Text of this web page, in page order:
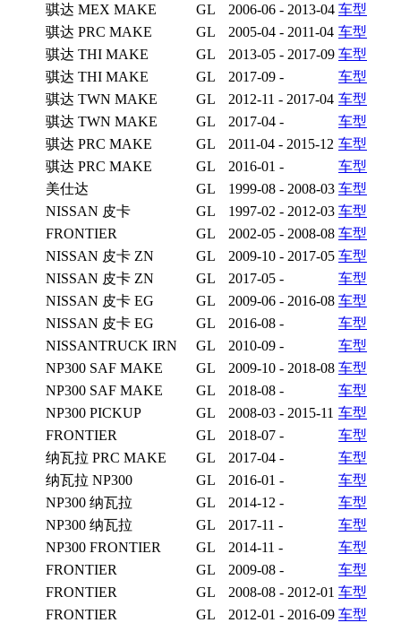
骐达 MEX MAKE
GL 2006-06 - 2013-04 车型
骐达 PRC MAKE
GL 2005-04 - 2011-04 车型
骐达 THI MAKE
GL 2013-05 - 2017-09 车型
骐达 THI MAKE
GL 2017-09 -
车型
骐达 TWN MAKE
GL 2012-11 - 2017-04 车型
骐达 TWN MAKE
GL 2017-04 -
车型
骐达 PRC MAKE
GL 2011-04 - 2015-12 车型
骐达 PRC MAKE
GL 2016-01 -
车型
美仕达
GL 1999-08 - 2008-03 车型
NISSAN 皮卡
GL 1997-02 - 2012-03 车型
FRONTIER
GL 2002-05 - 2008-08 车型
NISSAN 皮卡 ZN
GL 2009-10 - 2017-05 车型
NISSAN 皮卡 ZN
GL 2017-05 -
车型
NISSAN 皮卡 EG
GL 2009-06 - 2016-08 车型
NISSAN 皮卡 EG
GL 2016-08 -
车型
NISSANTRUCK IRN
GL 2010-09 -
车型
NP300 SAF MAKE
GL 2009-10 - 2018-08 车型
NP300 SAF MAKE
GL 2018-08 -
车型
NP300 PICKUP
GL 2008-03 - 2015-11 车型
FRONTIER
GL 2018-07 -
车型
纳瓦拉 PRC MAKE
GL 2017-04 -
车型
纳瓦拉 NP300
GL 2016-01 -
车型
NP300 纳瓦拉
GL 2014-12 -
车型
NP300 纳瓦拉
GL 2017-11 -
车型
NP300 FRONTIER
GL 2014-11 -
车型
FRONTIER
GL 2009-08 -
车型
FRONTIER
GL 2008-08 - 2012-01 车型
FRONTIER
GL 2012-01 - 2016-09 车型